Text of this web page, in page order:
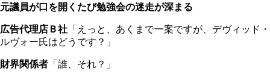
元議員が口を開くたび勉強会の迷走が深まる
広告代理店Ｂ社 「えっと、あくまで一案ですが、デヴィッド・
ルヴォー氏はどうです？」
財界関係者 「誰、それ？」